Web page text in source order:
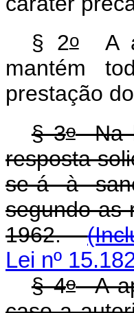
§ 2oA
mantém
prestação
§ 3oNa
resposta
se-á à
segundo as
1962.
Lei nº
§ 4oA